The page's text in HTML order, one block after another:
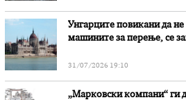
Унгарците повикани да
машините за перење, се
31/07/2026 19:10
„Марковски компани“ ги